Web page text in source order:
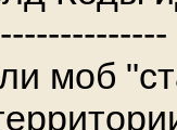
моб